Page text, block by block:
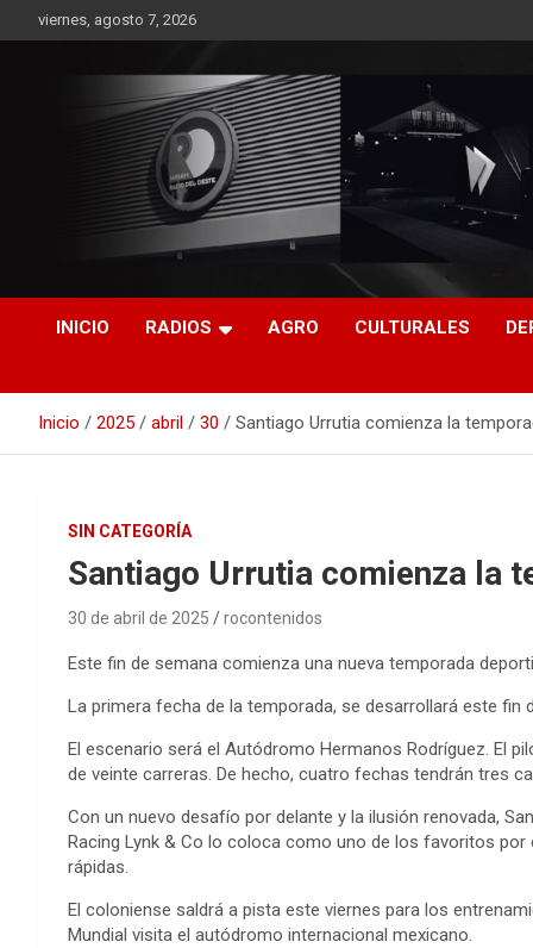
al
viernes, agosto 7, 2026
RO CONTENIDOS
INICIO RADIOS AGRO CULTURALES
Inicio 2025 abril 30 Santiago Urrutia comienza la
SIN CATEGORÍA
Santiago Urrutia comienza la
30 de abril de 2025 rocontenidos
Este fin de semana comienza una nueva temporada
La primera fecha de la temporada, se desarrollará este
El escenario será el Autódromo Hermanos Rodríguez. El
de veinte carreras. De hecho, cuatro fechas tendrán tres
Con un nuevo desafío por delante y la ilusión renovada,
Racing Lynk & Co lo coloca como uno de los favoritos
rápidas.
El coloniense saldrá a pista este viernes para los
Mundial visita el autódromo internacional mexicano.